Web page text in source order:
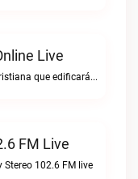
Live
Plenitud estereo la radio cristiana que edificará tu vida.Plenitud Estereo Online live
FM Live
102.6 FM live